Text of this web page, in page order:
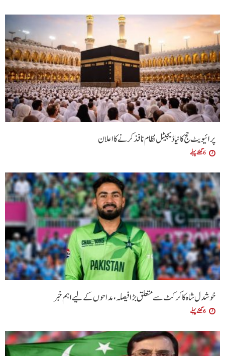
پرائیویٹ حج کا نیا ڈیجیٹل نظام نافذ کرنے کا اعلان
6 گھنٹے پہلے
خوشدل شاہ کا کرکٹ سے متعلق بڑا فیصلہ، مداحوں کے لیے اہم خبر
6 گھنٹے پہلے